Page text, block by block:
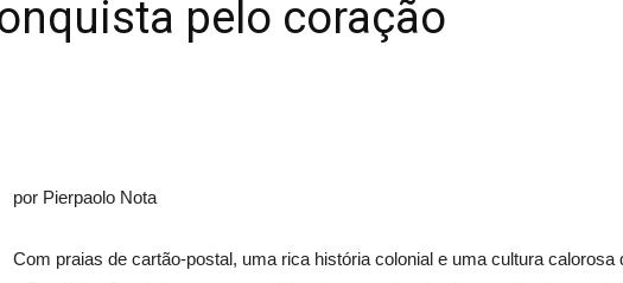
pelo coração
por Pierpaolo Nota
Com praias de cartão-postal, uma rica história colonial e uma cultura calorosa